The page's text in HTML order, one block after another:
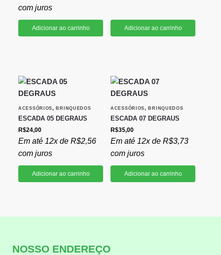
com juros
Adicionar ao carrinho Adicionar ao carrinho
ACESSÓRIOS,BRINQUEDOS
ESCADA 05 DEGRAUS
R$24,00
Em até 12x de R$2,56
com juros
Adicionar ao carrinho
ACESSÓRIOS,BRINQUEDOS
ESCADA 07 DEGRAUS
R$35,00
Em até 12x de R$3,73
com juros
Adicionar ao carrinho
NOSSO ENDEREÇO